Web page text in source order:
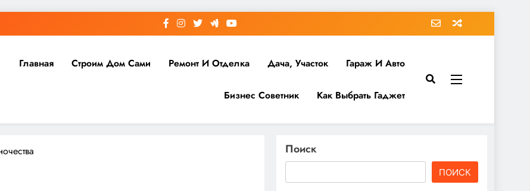
Главная Строим Дом Сами Ремонт И Отделка Дача, Участок Гараж И Авто
Бизнес Советник Как Выбрать Гаджет
Поиск
ПОИСК